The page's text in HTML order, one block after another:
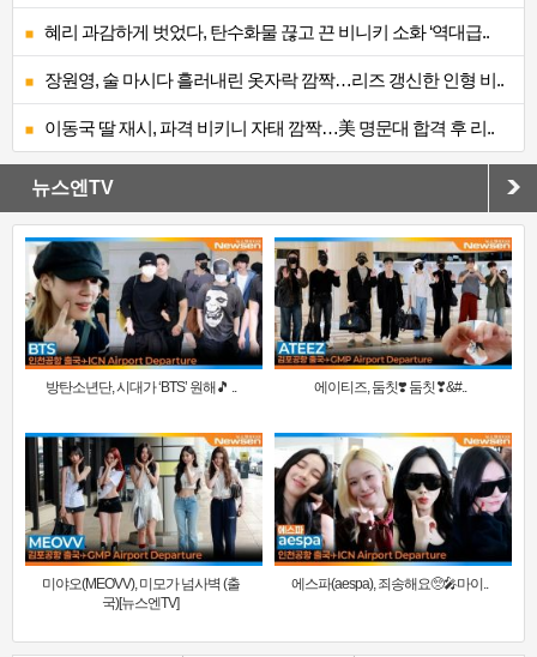
혜리 과감하게 벗었다, 탄수화물 끊고 끈 비니키 소화 ‘역대급..
장원영, 술 마시다 흘러내린 옷자락 깜짝…리즈 갱신한 인형 비..
이동국 딸 재시, 파격 비키니 자태 깜짝…美 명문대 합격 후 리..
뉴스엔TV
방탄소년단, 시대가 ‘BTS’ 원해🎵 .. 에이티즈, 둠칫❣️ 둠칫❣&#..
미야오(MEOVV), 미모가 넘사벽 (출
국)[뉴스엔TV]
에스파(aespa), 죄송해요🥺🎤마이..